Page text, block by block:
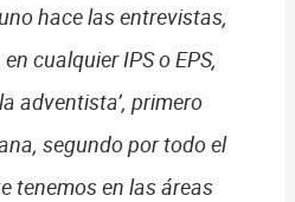
hace las entrevistas,
cualquier IPS o EPS,
adventista’, primero
segundo por todo el
tenemos en las áreas